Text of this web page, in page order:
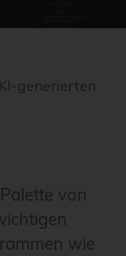
generierten
von
wie